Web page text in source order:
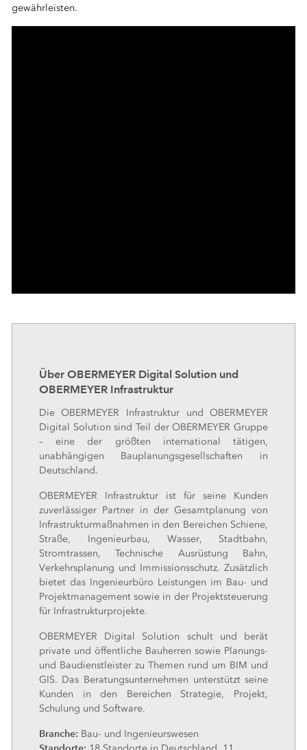
gewährleisten.
Über OBERMEYER Digital Solution und
OBERMEYER Infrastruktur
Die OBERMEYER Infrastruktur und OBERMEYER
Digital Solution sind Teil der OBERMEYER Gruppe
– eine der größten international tätigen,
unabhängigen Bauplanungsgesellschaften in
Deutschland.
OBERMEYER Infrastruktur ist für seine Kunden
zuverlässiger Partner in der Gesamtplanung von
Infrastrukturmaßnahmen in den Bereichen Schiene,
Straße, Ingenieurbau, Wasser, Stadtbahn,
Stromtrassen, Technische Ausrüstung Bahn,
Verkehrsplanung und Immissionsschutz. Zusätzlich
bietet das Ingenieurbüro Leistungen im Bau- und
Projektmanagement sowie in der Projektsteuerung
für Infrastrukturprojekte.
OBERMEYER Digital Solution schult und berät
private und öffentliche Bauherren sowie Planungs-
und Baudienstleister zu Themen rund um BIM und
GIS. Das Beratungsunternehmen unterstützt seine
Kunden in den Bereichen Strategie, Projekt,
Schulung und Software.
Branche: Bau- und Ingenieurswesen